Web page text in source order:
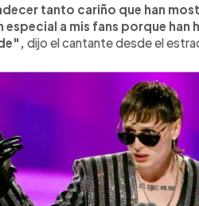
tanto cariño que han
especial a mis fans porque
dijo el cantante desde el